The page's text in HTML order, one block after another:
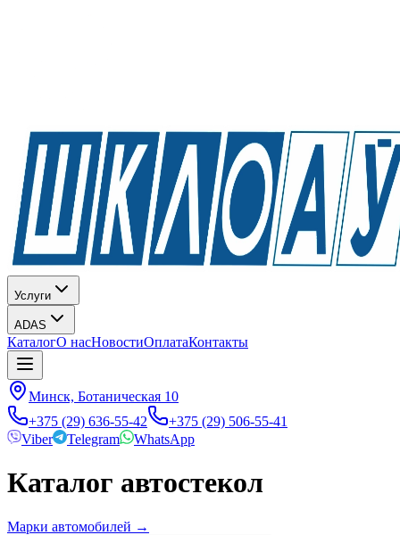
Услуги
ADAS
КаталогО насНовостиОплатаКонтакты
Минск, Ботаническая 10
+375 (29) 636-55-42
+375 (29) 506-55-41
Viber
Telegram WhatsApp
Каталог автостекол
Марки автомобилей →